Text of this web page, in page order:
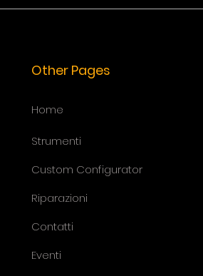
Other Pages
Home
Strumenti
Custom Configurator
Riparazioni
Contatti
Eventi